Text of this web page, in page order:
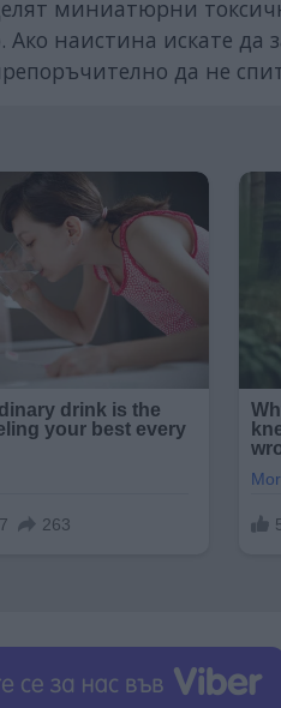
миниатюрни
наистина искате да
да не